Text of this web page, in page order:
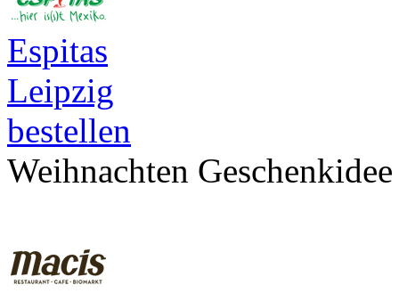
Espitas
Leipzig
bestellen
Weihnachten Geschenkidee